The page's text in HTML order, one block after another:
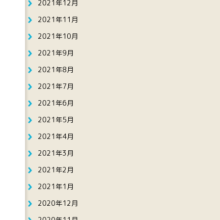
2021年12月
2021年11月
2021年10月
2021年9月
2021年8月
2021年7月
2021年6月
2021年5月
2021年4月
2021年3月
2021年2月
2021年1月
2020年12月